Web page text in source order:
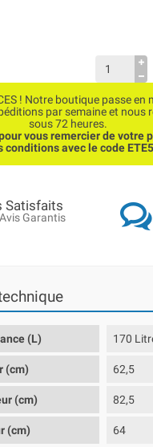
! Notre boutique passe
par semaine et nous
sous 72 heures.
vous remercier de votre
conditions avec le code ETE5
Satisfaits
Garantis
(L) 170
(cm) 62,5
(cm) 82,5
(cm) 64